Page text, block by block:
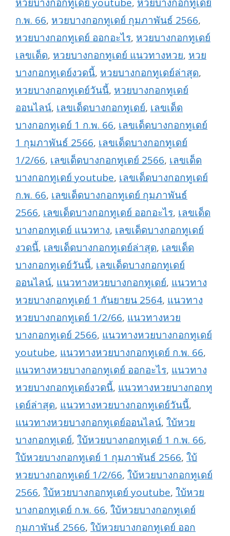
หวยบางกอกทูเดย์ youtube, หวยบางกอกทูเดย์
ก.พ. 66, หวยบางกอกทูเดย์ กุมภาพันธ์ 2566,
หวยบางกอกทูเดย์ ออกอะไร, หวยบางกอกทูเดย์
เลขเด็ด, หวยบางกอกทูเดย์ แนวทางหวย, หวย
บางกอกทูเดย์งวดนี้, หวยบางกอกทูเดย์ล่าสุด,
หวยบางกอกทูเดย์วันนี้, หวยบางกอกทูเดย์
ออนไลน์, เลขเด็ดบางกอกทูเดย์, เลขเด็ด
บางกอกทูเดย์ 1 ก.พ. 66, เลขเด็ดบางกอกทูเดย์
1 กุมภาพันธ์ 2566, เลขเด็ดบางกอกทูเดย์
1/2/66, เลขเด็ดบางกอกทูเดย์ 2566, เลขเด็ด
บางกอกทูเดย์ youtube, เลขเด็ดบางกอกทูเดย์
ก.พ. 66, เลขเด็ดบางกอกทูเดย์ กุมภาพันธ์
2566, เลขเด็ดบางกอกทูเดย์ ออกอะไร, เลขเด็ด
บางกอกทูเดย์ แนวทาง, เลขเด็ดบางกอกทูเดย์
งวดนี้, เลขเด็ดบางกอกทูเดย์ล่าสุด, เลขเด็ด
บางกอกทูเดย์วันนี้, เลขเด็ดบางกอกทูเดย์
ออนไลน์, แนวทางหวยบางกอกทูเดย์, แนวทาง
หวยบางกอกทูเดย์ 1 กันยายน 2564, แนวทาง
หวยบางกอกทูเดย์ 1/2/66, แนวทางหวย
บางกอกทูเดย์ 2566, แนวทางหวยบางกอกทูเดย์
youtube, แนวทางหวยบางกอกทูเดย์ ก.พ. 66,
แนวทางหวยบางกอกทูเดย์ ออกอะไร, แนวทาง
หวยบางกอกทูเดย์งวดนี้, แนวทางหวยบางกอกทู
เดย์ล่าสุด, แนวทางหวยบางกอกทูเดย์วันนี้,
แนวทางหวยบางกอกทูเดย์ออนไลน์, ใบ้หวย
บางกอกทูเดย์, ใบ้หวยบางกอกทูเดย์ 1 ก.พ. 66,
ใบ้หวยบางกอกทูเดย์ 1 กุมภาพันธ์ 2566, ใบ้
หวยบางกอกทูเดย์ 1/2/66, ใบ้หวยบางกอกทูเดย์
2566, ใบ้หวยบางกอกทูเดย์ youtube, ใบ้หวย
บางกอกทูเดย์ ก.พ. 66, ใบ้หวยบางกอกทูเดย์
กุมภาพันธ์ 2566, ใบ้หวยบางกอกทูเดย์ ออก